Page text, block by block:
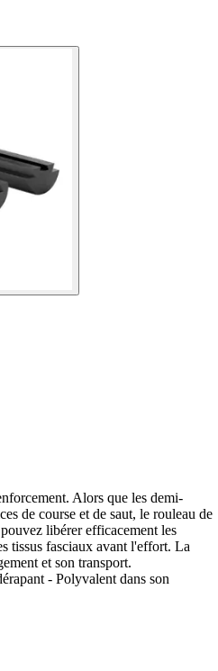
Alors que les demi-
de course et de saut, le rouleau de
libérer efficacement les
tissus fasciaux avant l'effort. La
et son transport.
- Polyvalent dans son